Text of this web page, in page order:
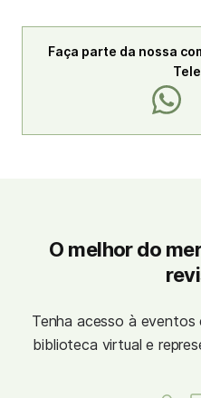
Faça parte da nossa
O melhor do
Tenha acesso à
biblioteca virtual e